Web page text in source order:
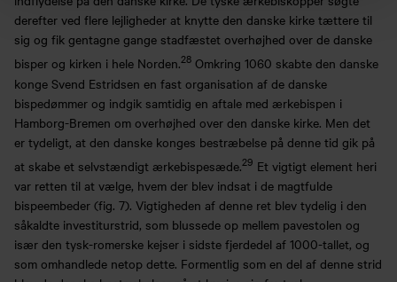
derefter ved flere lejligheder at knytte den danske kirke tættere til
sig og fik gentagne gange stadfæstet overhøjhed over de danske
bisper og kirken i hele Norden.28 Omkring 1060 skabte den danske
konge Svend Estridsen en fast organisation af de danske
bispedømmer og indgik samtidig en aftale med ærkebispen i
Hamborg-Bremen om overhøjhed over den danske kirke. Men det
er tydeligt, at den danske konges bestræbelse på denne tid gik på
at skabe et selvstændigt ærkebispesæde.29 Et vigtigt element heri
var retten til at vælge, hvem der blev indsat i de magtfulde
bispeembeder (fig. 7). Vigtigheden af denne ret blev tydelig i den
såkaldte investiturstrid, som blussede op mellem pavestolen og
især den tysk-romerske kejser i sidste fjerdedel af 1000-tallet, og
som omhandlede netop dette. Formentlig som en del af denne strid